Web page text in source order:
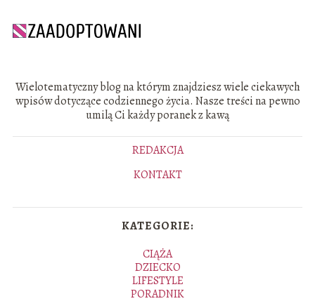
Wielotematyczny blog na którym znajdziesz wiele ciekawych
wpisów dotyczące codziennego życia. Nasze treści na pewno
umilą Ci każdy poranek z kawą
REDAKCJA
KONTAKT
KATEGORIE:
CIĄŻA
DZIECKO
LIFESTYLE
PORADNIK